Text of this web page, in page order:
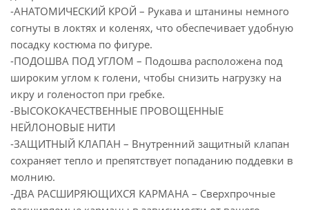
-АНАТОМИЧЕСКИЙ КРОЙ – Рукава и штанины немного
согнуты в локтях и коленях, что обеспечивает удобную
посадку костюма по фигуре.
-ПОДОШВА ПОД УГЛОМ – Подошва расположена под
широким углом к голени, чтобы снизить нагрузку на
икру и голеностоп при гребке.
-ВЫСОКОКАЧЕСТВЕННЫЕ ПРОВОЩЕННЫЕ
НЕЙЛОНОВЫЕ НИТИ
-ЗАЩИТНЫЙ КЛАПАН – Внутренний защитный клапан
сохраняет тепло и препятствует попаданию поддевки в
молнию.
-ДВА РАСШИРЯЮЩИХСЯ КАРМАНА – Сверхпрочные